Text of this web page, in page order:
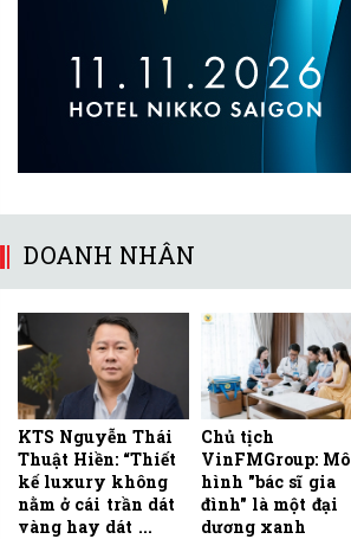
DOANH NHÂN
KTS Nguyễn Thái
Thuật Hiền: “Thiết
kế luxury không
nằm ở cái trần dát
vàng hay dát ...
Chủ tịch
VinFMGroup: Mô
hình "bác sĩ gia
đình" là một đại
dương xanh